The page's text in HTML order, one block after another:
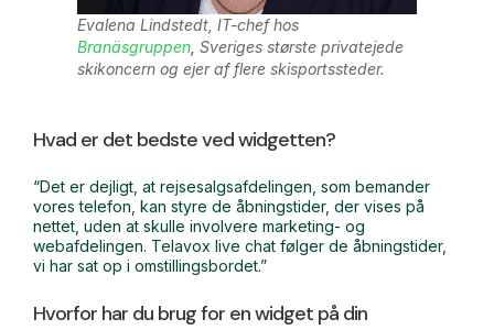
Evalena Lindstedt, IT-chef hos
Branäsgruppen Sveriges største privatejede
skikoncern og ejer af flere skisportssteder.
Hvad er det bedste ved widgetten?
“Det er dejligt, at rejsesalgsafdelingen, som bemander
vores telefon, kan styre de åbningstider, der vises på
nettet, uden at skulle involvere marketing- og
webafdelingen. Telavox live chat følger de åbningstider,
vi har sat op i omstillingsbordet.”
Hvorfor har du brug for en widget på din